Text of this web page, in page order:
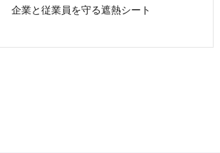
企業と従業員を守る遮熱シート